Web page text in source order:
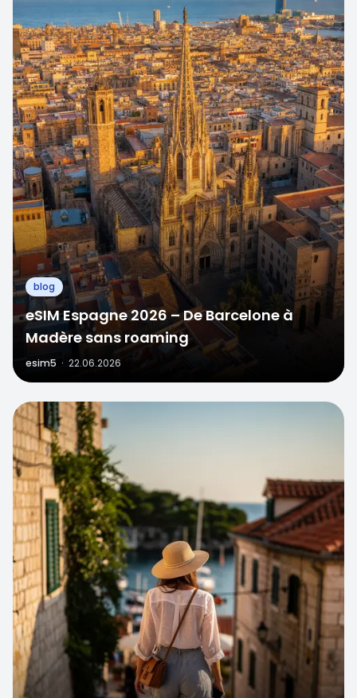
blog
eSIM Espagne 2026 – De Barcelone à
Madère sans roaming
esim5 · 22.06.2026